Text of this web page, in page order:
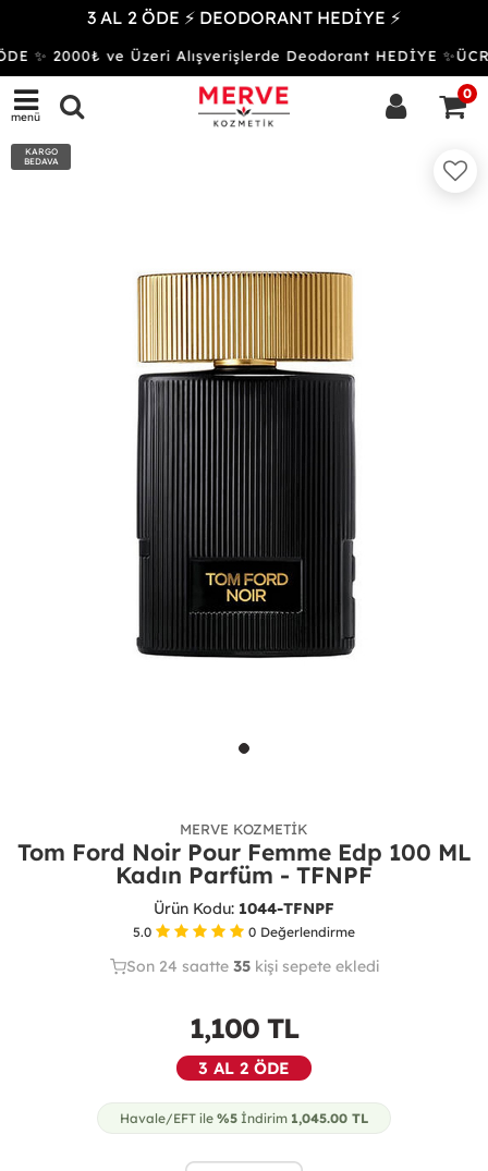
3 AL 2 ÖDE ⚡ DEODORANT HEDİYE ⚡
✨ 2000₺ ve Üzeri Alışverişlerde Deodorant HEDİYE
menü
0
KARGO
BEDAVA
MERVE KOZMETIK
Tom Ford Noir Pour Femme Edp 100 ML
Kadın Parfüm - TFNPF
Ürün Kodu: 1044-TFNPF
5.0 0 Değerlendirme
28
Son 24 saatte 35 kişi sepete ekledi
Son 24 saatte 9kişi satın aldı
1,100 TL
3 AL 2 ÖDE
Havale/EFT ile %5 İndirim 1,045.00 TL